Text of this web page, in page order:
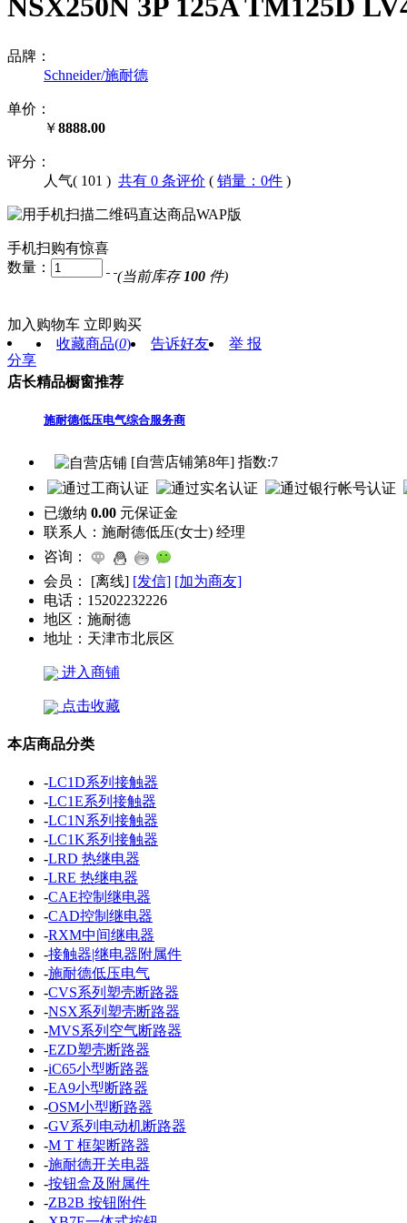
品牌：
Schneider/施耐德
单价：
￥8888.00
评分：
人气( 101 ) 共有 0 条评价 ( 销量：0件 )
手机扫购有惊喜
数量：
(当前库存 100 件)
加入购物车 立即购买
分享
收藏商品(0) 告诉好友 举 报
店长精品橱窗推荐
施耐德低压电气综合服务商
[自营店铺第8年] 指数:7
已缴纳 0.00 元保证金
联系人： 施耐德低压(女士) 经理
咨询：
会员：
[离线] [发信] [加为商友]
电话： 15202232226
地区： 施耐德
地址： 天津市北辰区
进入商铺
点击收藏
本店商品分类
-LC1D系列接触器
-LC1E系列接触器
-LC1N系列接触器
-LC1K系列接触器
-LRD 热继电器
-LRE 热继电器
-CAE控制继电器
-CAD控制继电器
-RXM中间继电器
-接触器|继电器附属件
-施耐德低压电气
-CVS系列塑壳断路器
-NSX系列塑壳断路器
-MVS系列空气断路器
-EZD塑壳断路器
-iC65小型断路器
-EA9小型断路器
-OSM小型断路器
-GV系列电动机断路器
-M T 框架断路器
-施耐德开关电器
-按钮盒及附属件
-ZB2B 按钮附件